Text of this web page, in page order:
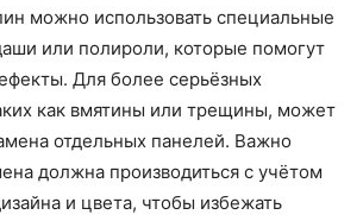
можно использовать специальные
или полироли, которые помогут
Для более серьёзных
как вмятины или трещины, может
отдельных панелей. Важно
должна производиться с учётом
и цвета, чтобы избежать